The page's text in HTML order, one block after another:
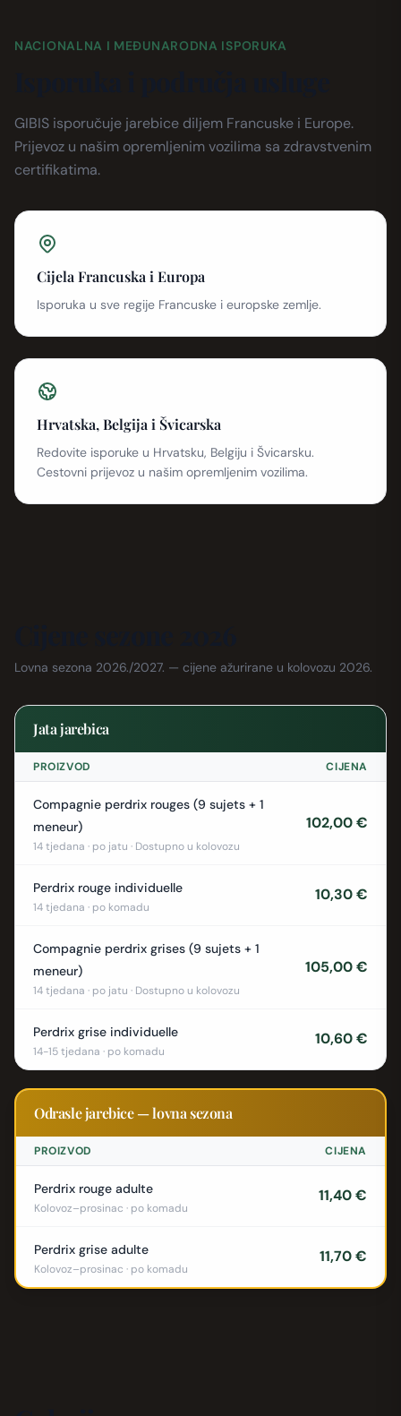
NACIONALNA I MEĐUNARODNA ISPORUKA
GIBIS isporučuje jarebice diljem Francuske i Europe.
Prijevoz u našim opremljenim vozilima sa zdravstvenim
certifikatima.
Cijela Francuska i Europa
Isporuka u sve regije Francuske i europske zemlje.
Hrvatska, Belgija i Švicarska
Redovite isporuke u Hrvatsku, Belgiju i Švicarsku.
Cestovni prijevoz u našim opremljenim vozilima.
Lovna sezona 2026./2027. — cijene ažurirane u kolovozu 2026.
Jata jarebica
PROIZVOD CIJENA
Compagnie perdrix rouges (9 sujets + 1
meneur)
14 tjedana · po jatu · Dostupno u kolovozu
102,00 €
Perdrix rouge individuelle
14 tjedana · po komadu
10,30 €
Compagnie perdrix grises (9 sujets + 1
meneur)
14 tjedana · po jatu · Dostupno u kolovozu
105,00 €
Perdrix grise individuelle
14-15 tjedana · po komadu
10,60 €
Odrasle jarebice — lovna sezona
PROIZVOD CIJENA
Perdrix rouge adulte
Kolovoz–prosinac · po komadu
11,40 €
Perdrix grise adulte
Kolovoz–prosinac · po komadu
11,70 €